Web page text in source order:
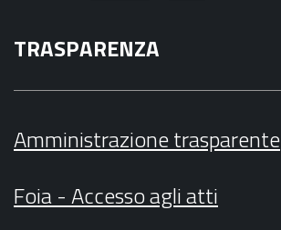
TRASPARENZA
Amministrazione trasparente
Foia - Accesso agli atti